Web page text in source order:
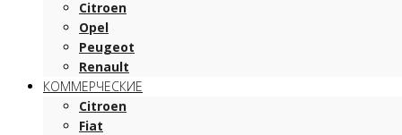
Citroen
Opel
Peugeot
Renault
КОММЕРЧЕСКИЕ
Citroen
Fiat